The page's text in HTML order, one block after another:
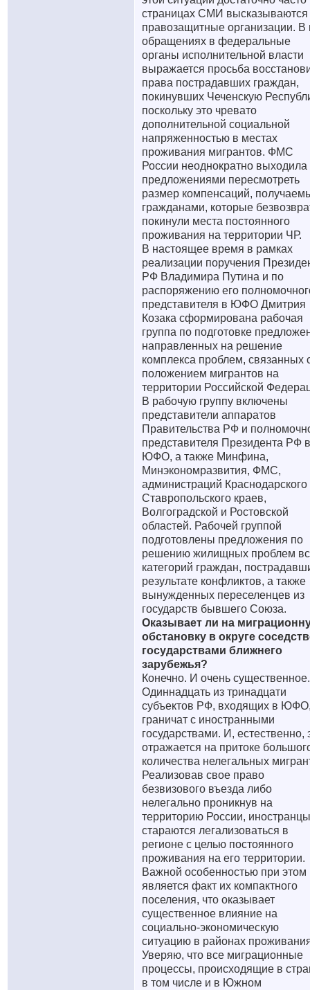
страницах СМИ высказываются
правозащитные организации. В
обращениях в федеральные
органы исполнительной власти
выражается просьба
права пострадавших граждан,
покинувших Чеченскую
поскольку это чревато
дополнительной социальной
напряженностью в местах
проживания мигрантов. ФМС
России неоднократно выходила
предложениями пересмотреть
размер компенсаций,
гражданами, которые
покинули места постоянного
проживания на территории ЧР.
В настоящее время в рамках
реализации поручения
РФ Владимира Путина и по
распоряжению его
представителя в ЮФО Дмитрия
Козака сформирована рабочая
группа по подготовке
направленных на решение
комплекса проблем, связанных
положением мигрантов на
территории Российской
В рабочую группу включены
представители аппаратов
Правительства РФ и
представителя Президента РФ в
ЮФО, а также Минфина,
Минэкономразвития, ФМС,
администраций Краснодарского
Ставропольского краев,
Волгоградской и Ростовской
областей. Рабочей группой
подготовлены предложения по
решению жилищных проблем
категорий граждан,
результате конфликтов, а также
вынужденных переселенцев из
государств бывшего Союза.
Оказывает ли на
обстановку в округе
государствами ближнего
зарубежья?
Конечно. И очень существенное.
Одиннадцать из тринадцати
субъектов РФ, входящих в
граничат с иностранными
государствами. И, естественно,
отражается на притоке
количества нелегальных
Реализовав свое право
безвизового въезда либо
нелегально проникнув на
территорию России, иностранцы
стараются легализоваться в
регионе с целью постоянного
проживания на его территории.
Важной особенностью при этом
является факт их компактного
поселения, что оказывает
существенное влияние на
социально-экономическую
ситуацию в районах
Уверяю, что все миграционные
процессы, происходящие в
в том числе и в Южном